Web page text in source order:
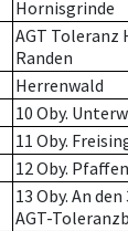
Hornisgrinde
AGT Toleranz
Randen
Herrenwald
10 Oby.
11 Oby.
12 Oby.
13 Oby. An
AGT-